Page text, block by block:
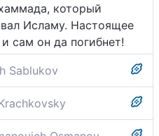
который
Исламу. Настоящее
сам он да погибнет!
Sablukov
да погибнет он!
Лахаба, а сам он